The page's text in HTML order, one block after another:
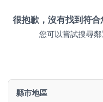
很抱歉，沒有找到符合
您可以嘗試搜尋
縣市地區